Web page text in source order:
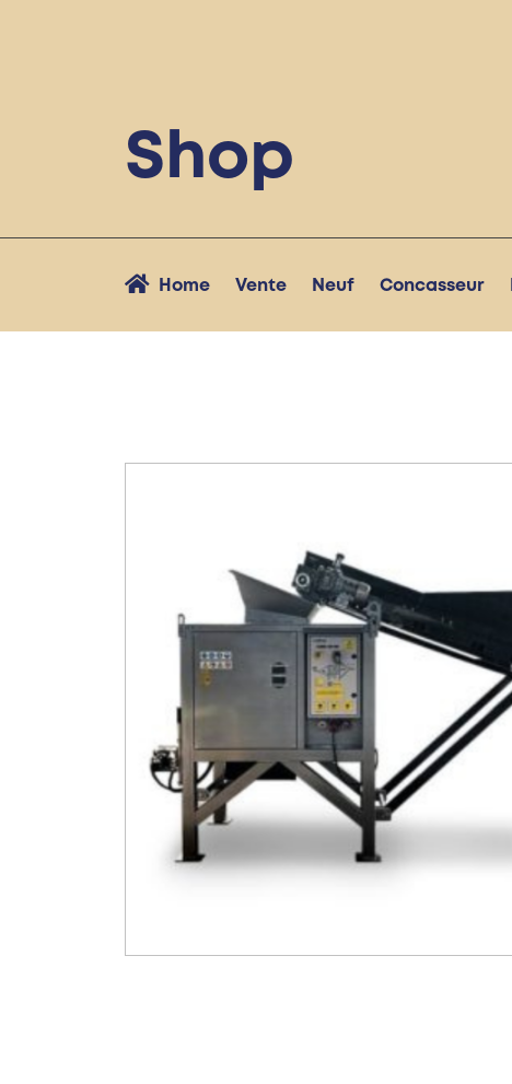
Shop
Home Vente Neuf Concasseur